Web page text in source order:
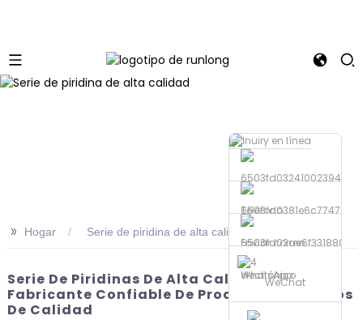
Teléfono
Enviar correo
electrónico
WhatsApp
WeChat
>> Hogar Serie de piridina de alta calidad
Serie De Piridinas De Alta Calidad:
Fabricante Confiable De Productos Químicos
De Calidad